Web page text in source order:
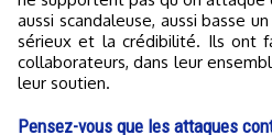
aussi scandaleuse, aussi basse
sérieux et la crédibilité. Ils ont
collaborateurs, dans leur
leur soutien.
Pensez-vous que les attaques